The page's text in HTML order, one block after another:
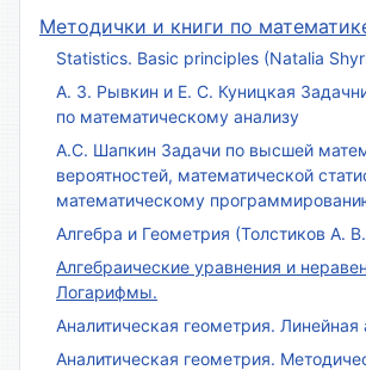
Методички и книги по
Statistics. Basic principles (Natalia
А. З. Рывкин и Е. С. Куницкая
по математическому анализу
А.С. Шапкин Задачи по высшей
вероятностей, математической
математическому
Алгебра и Геометрия (Толстиков А.
Алгебраические уравнения и
Логарифмы.
Аналитическая геометрия. Линейная
Аналитическая геометрия.